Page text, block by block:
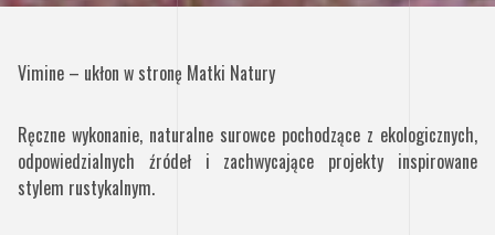
Vimine – ukłon w stronę Matki Natury
Ręczne wykonanie, naturalne surowce pochodzące z ekologicznych,
odpowiedzialnych źródeł i zachwycające projekty inspirowane
stylem rustykalnym.